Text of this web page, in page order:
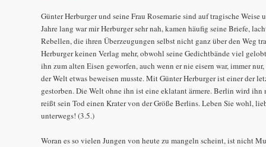
Günter Herburger und seine Frau Rosemarie sind auf tragische
Jahre lang war mir Herburger sehr nah, kamen häufig seine Briefe,
Rebellen, die ihren Überzeugungen selbst nicht ganz über den Weg
Herburger keinen Verlag mehr, obwohl seine Gedichtbände viel
ihn zum alten Eisen geworfen, auch wenn er nie eisern war, immer
der Welt etwas beweisen musste. Mit Günter Herburger ist einer der
gestorben. Die Welt ohne ihn ist eine eklatant ärmere. Berlin wird
reißt sein Tod einen Krater von der Größe Berlins. Leben Sie wohl,
unterwegs! (3.5.)
Woran es so vielen Jungen von heute zu mangeln scheint, ist nicht